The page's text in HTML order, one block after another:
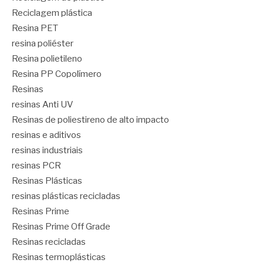
Reciclagem plástica
Resina PET
resina poliéster
Resina polietileno
Resina PP Copolímero
Resinas
resinas Anti UV
Resinas de poliestireno de alto impacto
resinas e aditivos
resinas industriais
resinas PCR
Resinas Plásticas
resinas plásticas recicladas
Resinas Prime
Resinas Prime Off Grade
Resinas recicladas
Resinas termoplásticas